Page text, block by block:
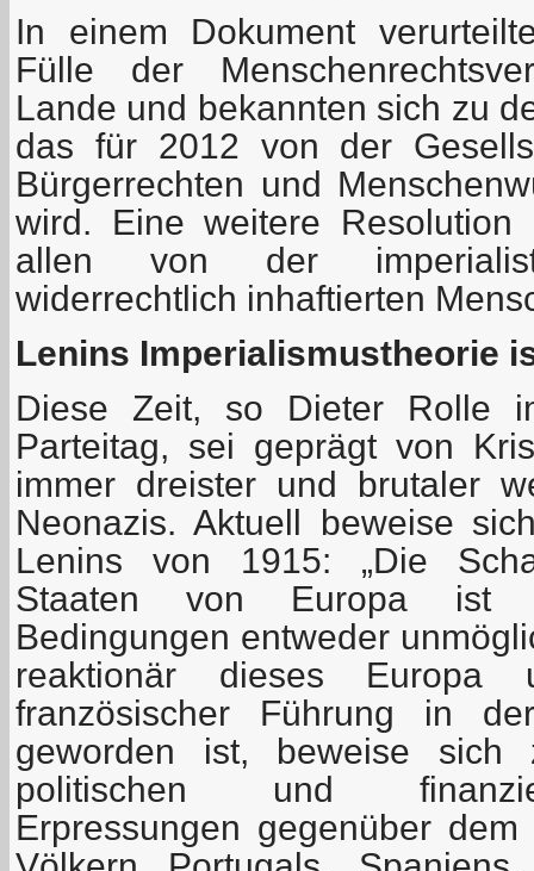
In einem Dokument
Fülle der
Lande und bekannten sich zu
das für 2012 von der
Bürgerrechten und
wird. Eine weitere
allen von der
widerrechtlich inhaftierten
Lenins Imperialismustheorie
Diese Zeit, so Dieter Rolle
Parteitag, sei geprägt von
immer dreister und brutaler
Neonazis. Aktuell beweise
Lenins von 1915: „Die
Staaten von Europa ist
Bedingungen entweder
reaktionär dieses Europa
französischer Führung in
geworden ist, beweise
politischen und
Erpressungen gegenüber